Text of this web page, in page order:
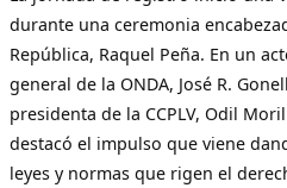
durante una ceremonia
República, Raquel Peña. En un
general de la ONDA, José R.
presidenta de la CCPLV, Odil
destacó el impulso que viene
leyes y normas que rigen el